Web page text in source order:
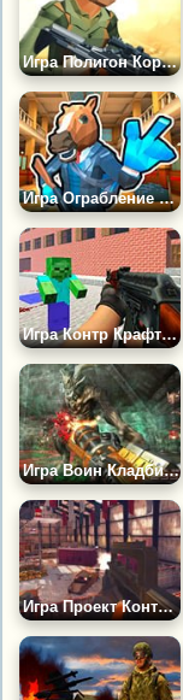
Игра Полигон Королевской Стрельбы
Игра Ограбление Банка 2
Игра Контр Крафт 2: Зомби
Игра Воин Кладбища 4
Игра Проект Контр Ассаулт